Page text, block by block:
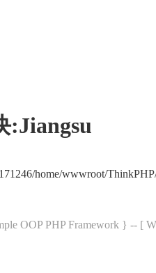
:Jiangsu
home/wwwroot/
OOP PHP Framework } -- [